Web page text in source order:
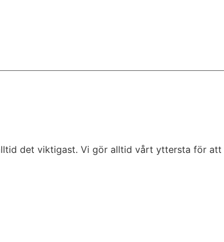
det viktigast. Vi gör alltid vårt yttersta för